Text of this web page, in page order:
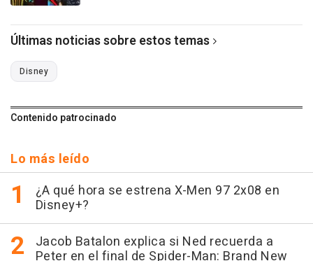
Últimas noticias sobre estos temas
Disney
Contenido patrocinado
Lo más leído
¿A qué hora se estrena X-Men 97 2x08 en
Disney+?
Jacob Batalon explica si Ned recuerda a
Peter en el final de Spider-Man: Brand New